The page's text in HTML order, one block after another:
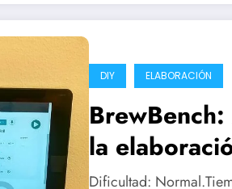
DIY ELABORACIÓN
la
Dificultad: